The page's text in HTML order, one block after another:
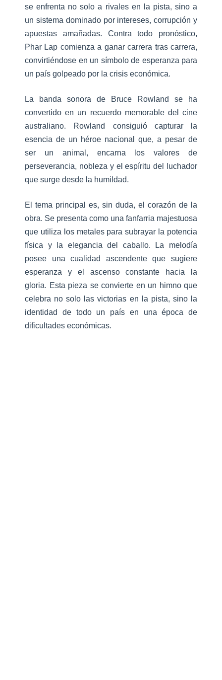
se enfrenta no solo a rivales en la pista, sino a
un sistema dominado por intereses, corrupción y
apuestas amañadas. Contra todo pronóstico,
Phar Lap comienza a ganar carrera tras carrera,
convirtiéndose en un símbolo de esperanza para
un país golpeado por la crisis económica.
La banda sonora de Bruce Rowland se ha
convertido en un recuerdo memorable del cine
australiano. Rowland consiguió capturar la
esencia de un héroe nacional que, a pesar de
ser un animal, encarna los valores de
perseverancia, nobleza y el espíritu del luchador
que surge desde la humildad.
El tema principal es, sin duda, el corazón de la
obra. Se presenta como una fanfarria majestuosa
que utiliza los metales para subrayar la potencia
física y la elegancia del caballo. La melodía
posee una cualidad ascendente que sugiere
esperanza y el ascenso constante hacia la
gloria. Esta pieza se convierte en un himno que
celebra no solo las victorias en la pista, sino la
identidad de todo un país en una época de
dificultades económicas.